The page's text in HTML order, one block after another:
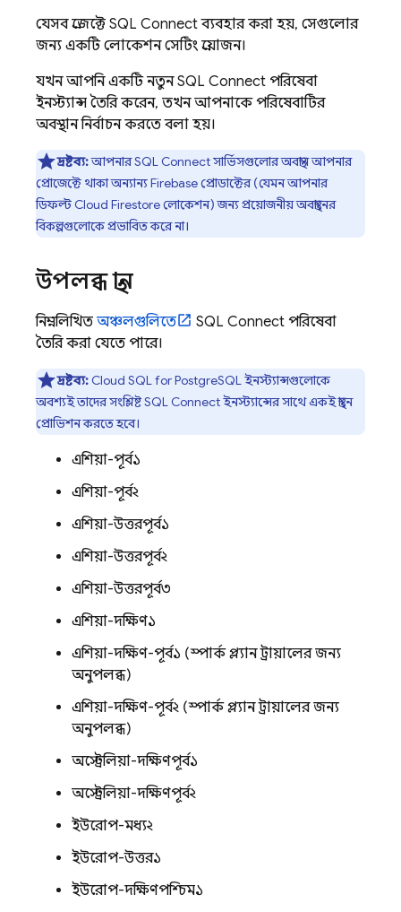
যেসব প্রজেক্টে SQL Connectব্যবহার করা হয়, সেগুলোর
জন্য একটি লোকেশন সেটিং প্রয়োজন।
যখন আপনি একটি নতুনSQL Connect পরিষেবা
ইনস্ট্যান্স তৈরি করেন, তখন আপনাকে পরিষেবাটির
অবস্থান নির্বাচন করতে বলা হয়।
দ্রষ্টব্য:আপনারSQL Connectসার্ভিসগুলোর অবস্থান আপনার
প্রোজেক্টে থাকা অন্যান্য Firebase প্রোডাক্টের (যেমন আপনার
ডিফল্ট Cloud Firestoreলোকেশন) জন্য প্রয়োজনীয় অবস্থানের
বিকল্পগুলোকে প্রভাবিত করে না।
উপলব্ধ স্থান
নিম্নলিখিত অঞ্চলগুলিতে SQL Connect পরিষেবা
তৈরি করা যেতে পারে।
দ্রষ্টব্য: Cloud SQLfor PostgreSQL ইনস্ট্যান্সগুলোকে
অবশ্যই তাদের সংশ্লিষ্টSQL Connectইনস্ট্যান্সের সাথে একই স্থানে
প্রোভিশন করতে হবে।
এশিয়া-পূর্ব১
এশিয়া-পূর্ব২
এশিয়া-উত্তরপূর্ব১
এশিয়া-উত্তরপূর্ব২
এশিয়া-উত্তরপূর্ব৩
এশিয়া-দক্ষিণ১
এশিয়া-দক্ষিণ-পূর্ব১ (স্পার্ক প্ল্যান ট্রায়ালের জন্য
অনুপলব্ধ)
এশিয়া-দক্ষিণ-পূর্ব২ (স্পার্ক প্ল্যান ট্রায়ালের জন্য
অনুপলব্ধ)
অস্ট্রেলিয়া-দক্ষিণপূর্ব১
অস্ট্রেলিয়া-দক্ষিণপূর্ব২
ইউরোপ-মধ্য২
ইউরোপ-উত্তর১
ইউরোপ-দক্ষিণপশ্চিম১